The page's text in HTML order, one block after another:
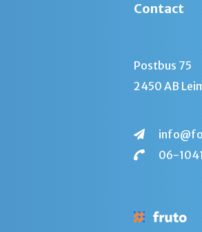
Contact
Postbus 75
2450 AB
06-